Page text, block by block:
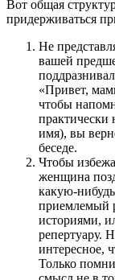
Вот общая
придерживаться
Не
вашей
«Привет,
чтобы
практически
имя), вы
беседе.
Чтобы
женщина
какую-
приемлемый
историями,
репертуару.
интересное,
Только